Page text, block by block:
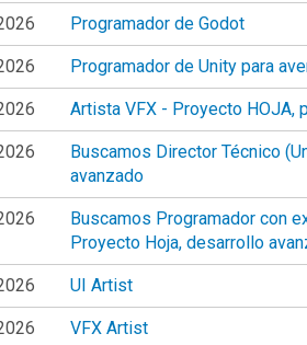
Programador de Godot
Programador de Unity para
Artista VFX - Proyecto HOJA,
Buscamos Director Técnico
avanzado
Buscamos Programador con
Proyecto Hoja, desarrollo
UI Artist
VFX Artist